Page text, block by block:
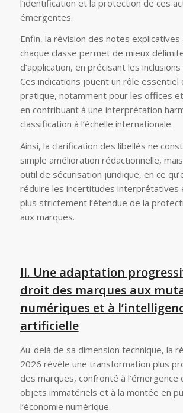
l’identification et la protection de ces
émergentes.
Enfin, la révision des notes explicatives
chaque classe permet de mieux
d’application, en précisant les
Ces indications jouent un rôle essentiel
pratique, notamment pour les offices
en contribuant à une interprétation
classification à l’échelle internationale.
Ainsi, la clarification des libellés ne
simple amélioration rédactionnelle,
outil de sécurisation juridique, en ce
réduire les incertitudes interprétatives
plus strictement l’étendue de la
aux marques.
II. Une adaptation
droit des marques aux
numériques et à
artificielle
Au-delà de sa dimension technique, la
2026 révèle une transformation plus
des marques, confronté à l’émergence
objets immatériels et à la montée en
l’économie numérique.